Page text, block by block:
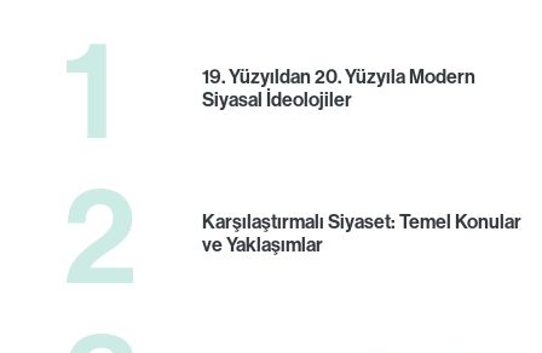
1
19. Yüzyıldan 20. Yüzyıla Modern
Siyasal İdeolojiler
2
Karşılaştırmalı Siyaset: Temel Konular
ve Yaklaşımlar